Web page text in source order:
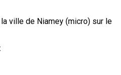
ville de Niamey (micro) sur le